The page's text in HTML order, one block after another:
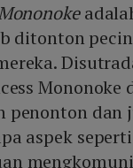
ditonton
Mononoke
penonton dan
aspek